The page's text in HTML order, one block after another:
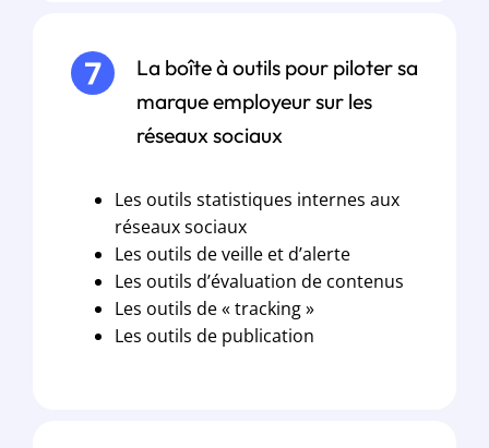
La boîte à outils pour piloter sa
marque employeur sur les
réseaux sociaux
Les outils statistiques internes aux
réseaux sociaux
Les outils de veille et d’alerte
Les outils d’évaluation de contenus
Les outils de « tracking »
Les outils de publication